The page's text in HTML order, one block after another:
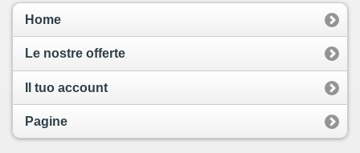
Home
Le nostre offerte
Il tuo account
Pagine